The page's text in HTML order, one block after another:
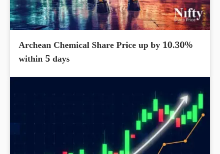
Archean Chemical Share Price up by 10.30%
within 5 days